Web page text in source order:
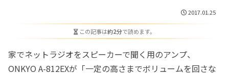
2017.01.25
この記事は約2分で読めます。
家でネットラジオをスピーカーで聞く用のアンプ、
ONKYO A-812EXが「一定の高さまでボリュームを回さな